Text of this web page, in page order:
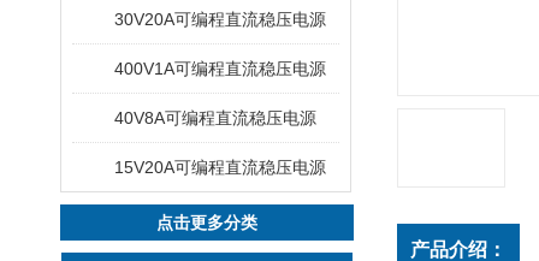
30V20A可编程直流稳压电源
400V1A可编程直流稳压电源
40V8A可编程直流稳压电源
15V20A可编程直流稳压电源
点击更多分类
产品介绍：